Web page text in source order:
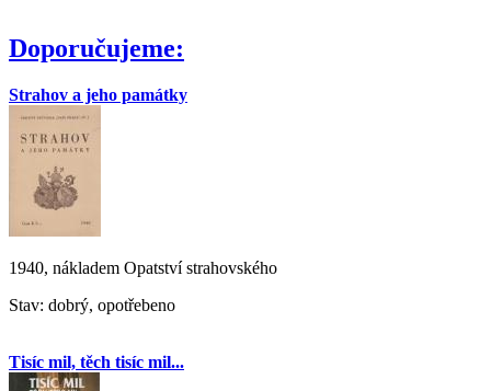
Doporučujeme:
Strahov a jeho památky
1940, nákladem Opatství strahovského
Stav: dobrý, opotřebeno
Tisíc mil, těch tisíc mil...